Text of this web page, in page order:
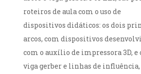
roteiros de aula com o uso de
dispositivos didáticos: os dois
arcos, com dispositivos
com o auxílio de impressora 3D, e
viga gerber e linhas de influência,